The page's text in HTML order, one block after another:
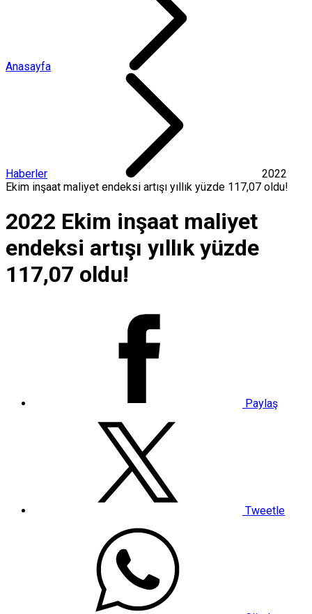
Anasayfa
Haberler
2022
Ekim inşaat maliyet endeksi artışı yıllık yüzde 117,07 oldu!
2022 Ekim inşaat maliyet
endeksi artışı yıllık yüzde
117,07 oldu!
Paylaş
Tweetle